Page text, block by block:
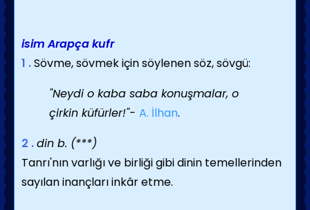
isimArapça kufr
1 .Sövme, sövmek için söylenen söz, sövgü:
"Neydi o kaba saba konuşmalar, o
çirkin küfürler!"- A. İlhan.
2 .din b. (***)
Tanrı'nın varlığı ve birliği gibi dinin temellerinden
sayılan inançları inkâr etme.